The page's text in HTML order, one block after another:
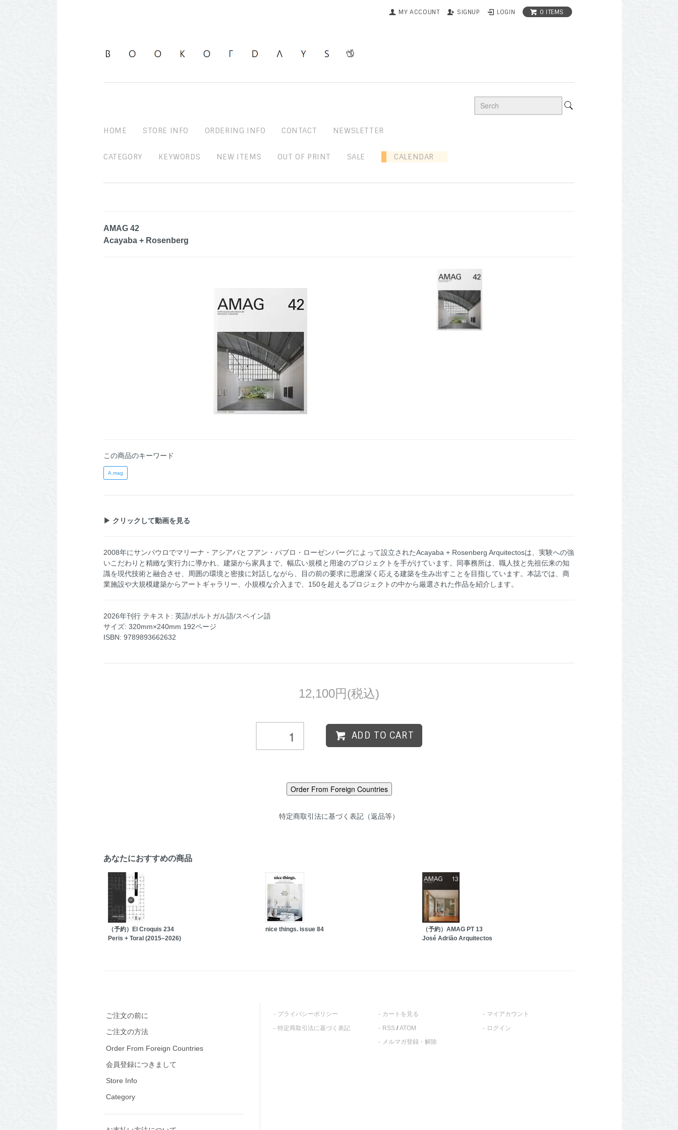
MY ACCOUNT SIGNUP LOGIN 0 ITEMS
HOME STORE INFO ORDERING INFO CONTACT NEWSLETTER
CATEGORY KEYWORDS NEW ITEMS OUT OF PRINT SALE CALENDAR
AMAG 42
Acayaba + Rosenberg
この商品のキーワード
A.mag
▶ クリックして動画を見る
2008年にサンパウロでマリーナ・アシアバとフアン・パブロ・ローゼンバーグによって設立されたAcayaba + Rosenberg Arquitectosは、実験への強
いこだわりと精緻な実行力に導かれ、建築から家具まで、幅広い規模と用途のプロジェクトを手がけています。同事務所は、職人技と先祖伝来の知
識を現代技術と融合させ、周囲の環境と密接に対話しながら、目の前の要求に思慮深く応える建築を生み出すことを目指しています。本誌では、商
業施設や大規模建築からアートギャラリー、小規模な介入まで、150を超えるプロジェクトの中から厳選された作品を紹介します。
2026年刊行 テキスト: 英語/ポルトガル語/スペイン語
サイズ: 320mm×240mm 192ページ
ISBN: 9789893662632
12,100円(税込)
ADD TO CART
特定商取引法に基づく表記（返品等）
あなたにおすすめの商品
（予約）El Croquis 234
Peris + Toral (2015–2026)
nice things. issue 84
（予約）AMAG PT 13
José Adrião Arquitectos
ご注文の前に
ご注文の方法
Order From Foreign Countries
会員登録につきまして
Store Info
Category
プライバシーポリシー
特定商取引法に基づく表記
カートを見る
RSS/ATOM
メルマガ登録・解除
マイアカウント
ログイン